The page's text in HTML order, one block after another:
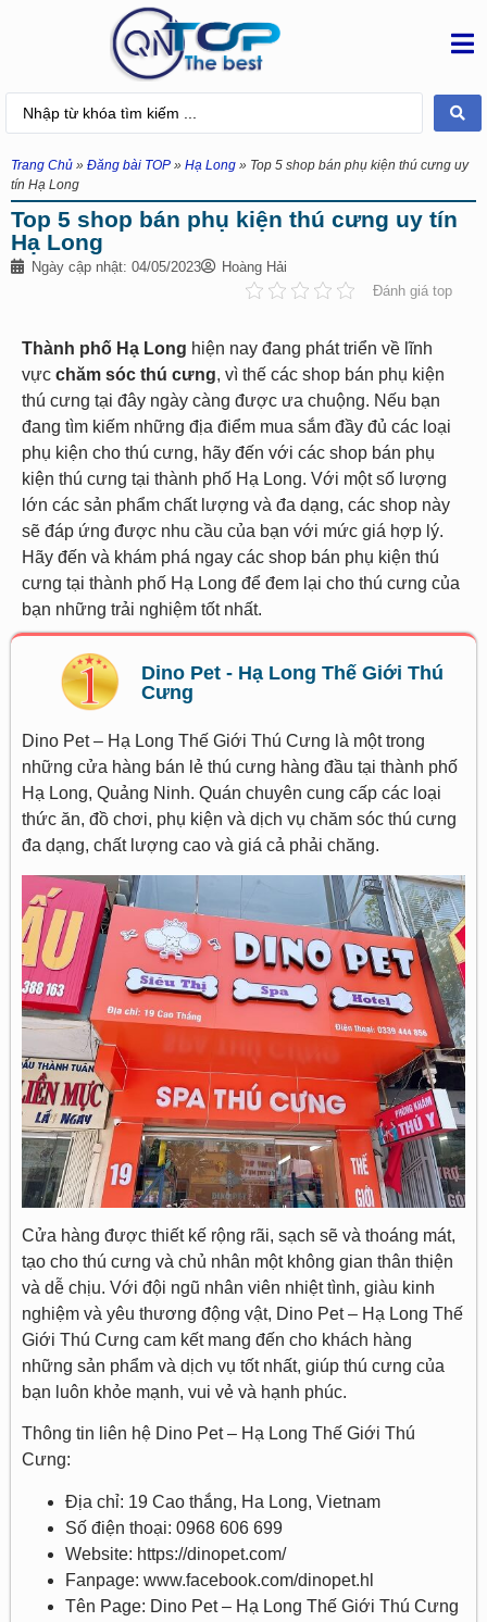
Trang Chủ » Đăng bài TOP » Hạ Long » Top 5 shop bán phụ kiện thú cưng uy
tín Hạ Long
Top 5 shop bán phụ kiện thú cưng uy tín
Hạ Long
Ngày cập nhật: 04/05/2023
Hoàng Hải
Đánh giá top
Thành phố Hạ Long hiện nay đang phát triển về lĩnh
vực chăm sóc thú cưng, vì thế các shop bán phụ kiện
thú cưng tại đây ngày càng được ưa chuộng. Nếu bạn
đang tìm kiếm những địa điểm mua sắm đầy đủ các loại
phụ kiện cho thú cưng, hãy đến với các shop bán phụ
kiện thú cưng tại thành phố Hạ Long. Với một số lượng
lớn các sản phẩm chất lượng và đa dạng, các shop này
sẽ đáp ứng được nhu cầu của bạn với mức giá hợp lý.
Hãy đến và khám phá ngay các shop bán phụ kiện thú
cưng tại thành phố Hạ Long để đem lại cho thú cưng của
bạn những trải nghiệm tốt nhất.
Dino Pet - Hạ Long Thế Giới Thú
Cưng
Dino Pet – Hạ Long Thế Giới Thú Cưng là một trong
những cửa hàng bán lẻ thú cưng hàng đầu tại thành phố
Hạ Long, Quảng Ninh. Quán chuyên cung cấp các loại
thức ăn, đồ chơi, phụ kiện và dịch vụ chăm sóc thú cưng
đa dạng, chất lượng cao và giá cả phải chăng.
Cửa hàng được thiết kế rộng rãi, sạch sẽ và thoáng mát,
tạo cho thú cưng và chủ nhân một không gian thân thiện
và dễ chịu. Với đội ngũ nhân viên nhiệt tình, giàu kinh
nghiệm và yêu thương động vật, Dino Pet – Hạ Long Thế
Giới Thú Cưng cam kết mang đến cho khách hàng
những sản phẩm và dịch vụ tốt nhất, giúp thú cưng của
bạn luôn khỏe mạnh, vui vẻ và hạnh phúc.
Thông tin liên hệ Dino Pet – Hạ Long Thế Giới Thú
Cưng:
Địa chỉ: 19 Cao thắng, Ha Long, Vietnam
Số điện thoại: 0968 606 699
Website: https://dinopet.com/
Fanpage: www.facebook.com/dinopet.hl
Tên Page: Dino Pet – Hạ Long Thế Giới Thú Cưng